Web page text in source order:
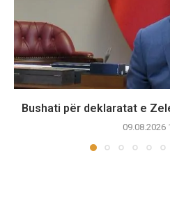
Bushati për deklaratat e
09.08.2026